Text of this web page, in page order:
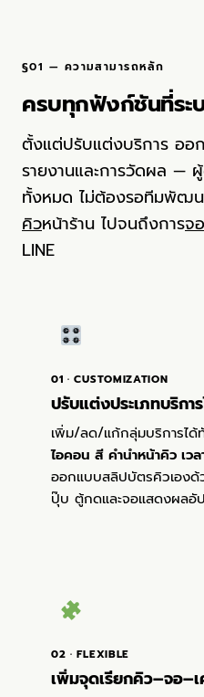
§01 — ความสามารถหลัก
ครบทุกฟังก์ชันที่ร
ตั้งแต่ปรับแต่งบริการ ออ
รายงานและการวัดผล —
ทั้งหมด ไม่ต้องรอทีมพัฒ
คิวหน้าร้าน ไปจนถึงการจ
LINE
01 · CUSTOMIZATION
ปรับแต่งประเภทบริกา
เพิ่ม/ลด/แก้กลุ่มบริการได้
ไอคอน สี คำนำหน้าคิว เว
ออกแบบสลิปบัตรคิวเอง
ปุ๊บ ตู้กดและจอแสดงผลอั
02 · FLEXIBLE
เพิ่มจุดเรียกคิว–จอ–